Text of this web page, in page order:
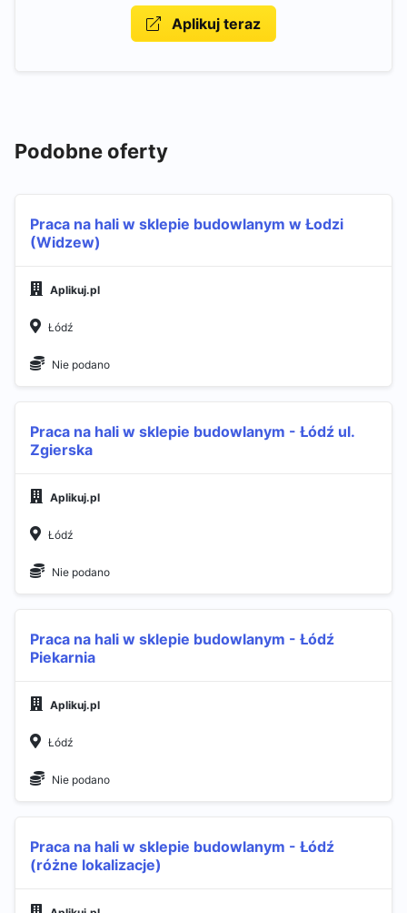
Aplikuj teraz
Podobne oferty
Praca na hali w sklepie budowlanym w Łodzi
(Widzew)
Aplikuj.pl
Łódź
Nie podano
Praca na hali w sklepie budowlanym - Łódź ul.
Zgierska
Aplikuj.pl
Łódź
Nie podano
Praca na hali w sklepie budowlanym - Łódź
Piekarnia
Aplikuj.pl
Łódź
Nie podano
Praca na hali w sklepie budowlanym - Łódź
(różne lokalizacje)